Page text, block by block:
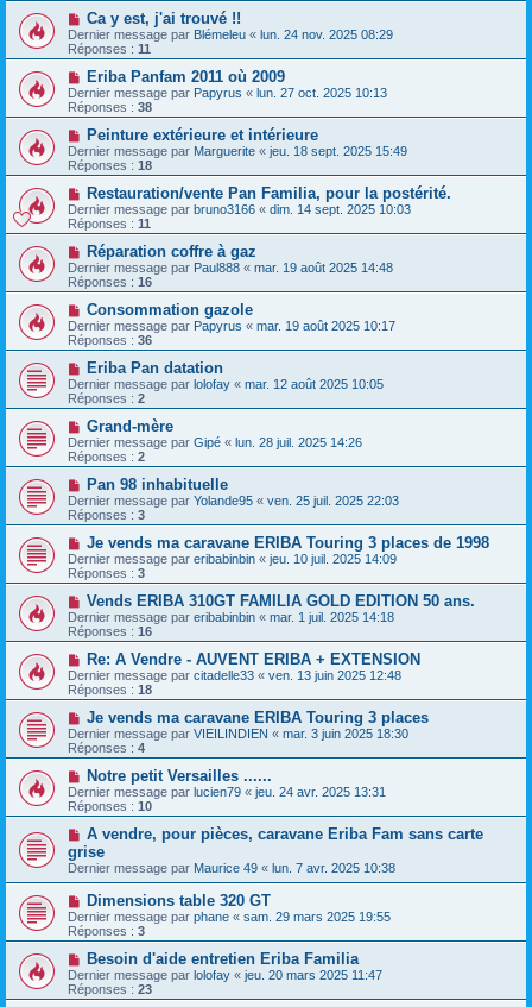
Ca y est, j'ai trouvé !!
Dernier message par Blémeleu « lun. 24 nov. 2025 08:29
Réponses : 11
Eriba Panfam 2011 où 2009
Dernier message par Papyrus « lun. 27 oct. 2025 10:13
Réponses : 38
Peinture extérieure et intérieure
Dernier message par Marguerite « jeu. 18 sept. 2025 15:49
Réponses : 18
Restauration/vente Pan Familia, pour la postérité.
Dernier message par bruno3166 « dim. 14 sept. 2025 10:03
Réponses : 11
Réparation coffre à gaz
Dernier message par Paul888 « mar. 19 août 2025 14:48
Réponses : 16
Consommation gazole
Dernier message par Papyrus « mar. 19 août 2025 10:17
Réponses : 36
Eriba Pan datation
Dernier message par lolofay « mar. 12 août 2025 10:05
Réponses : 2
Grand-mère
Dernier message par Gipé « lun. 28 juil. 2025 14:26
Réponses : 2
Pan 98 inhabituelle
Dernier message par Yolande95 « ven. 25 juil. 2025 22:03
Réponses : 3
Je vends ma caravane ERIBA Touring 3 places de 1998
Dernier message par eribabinbin « jeu. 10 juil. 2025 14:09
Réponses : 3
Vends ERIBA 310GT FAMILIA GOLD EDITION 50 ans.
Dernier message par eribabinbin « mar. 1 juil. 2025 14:18
Réponses : 16
Re: A Vendre - AUVENT ERIBA + EXTENSION
Dernier message par citadelle33 « ven. 13 juin 2025 12:48
Réponses : 18
Je vends ma caravane ERIBA Touring 3 places
Dernier message par VIEILINDIEN « mar. 3 juin 2025 18:30
Réponses : 4
Notre petit Versailles ......
Dernier message par lucien79 « jeu. 24 avr. 2025 13:31
Réponses : 10
A vendre, pour pièces, caravane Eriba Fam sans carte
grise
Dernier message par Maurice 49 « lun. 7 avr. 2025 10:38
Dimensions table 320 GT
Dernier message par phane « sam. 29 mars 2025 19:55
Réponses : 3
Besoin d'aide entretien Eriba Familia
Dernier message par lolofay « jeu. 20 mars 2025 11:47
Réponses : 23